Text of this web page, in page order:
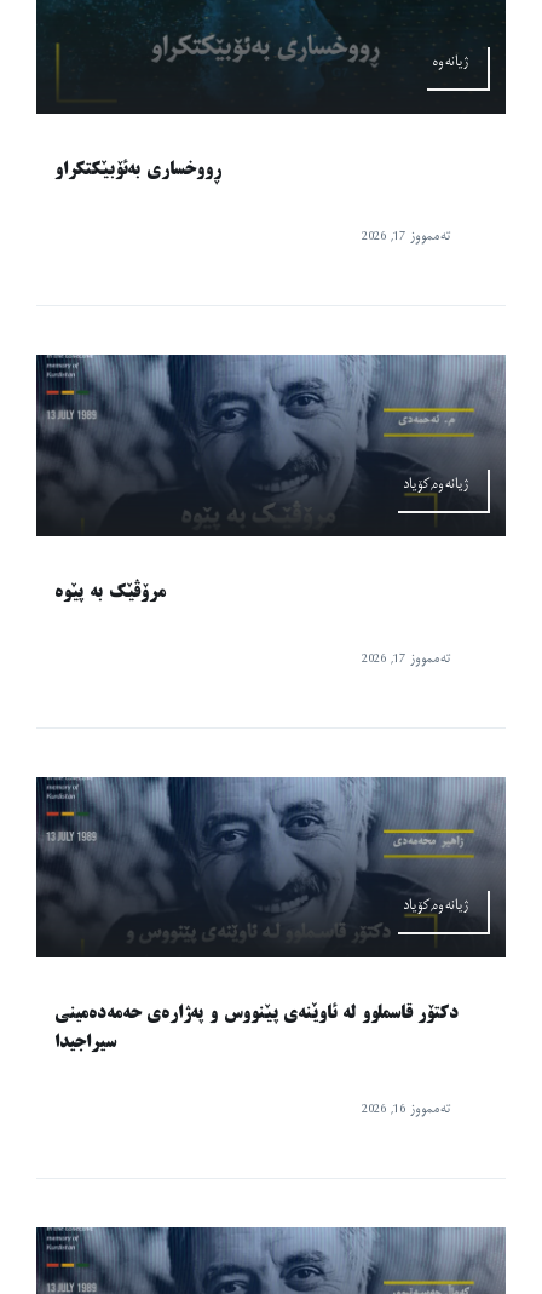
ژیانەوە
ڕووخساری بەئۆبێکتکراو
تەممووز 17, 2026
ژیانەوە,کۆیاد
مرۆڤێک بە پێوە
تەممووز 17, 2026
ژیانەوە,کۆیاد
دکتۆر قاسملوو لە ئاوێنەی پێنووس و پەژارەی حەمەدەمینی
سیراجیدا
تەممووز 16, 2026